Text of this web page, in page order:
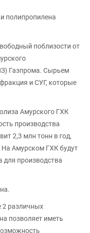
полипропилена
поблизости от
Газпрома. Сырьем
и СУГ, которые
Амурского ГХК
производства
2,3 млн тонн в год,
На Амурском ГХК будут
для производства
2 различных
позволяет иметь